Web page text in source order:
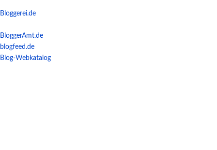
Bloggerei.de
BloggerAmt.de
blogfeed.de
Blog-Webkatalog